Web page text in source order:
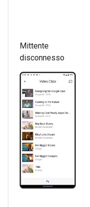
Mittente
disconnesso